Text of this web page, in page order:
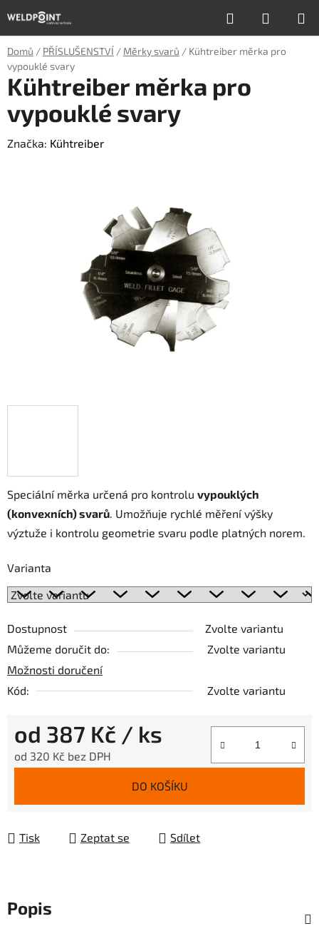
na
obsah
Hledat
KOŠÍK
Domů / PŘÍSLUŠENSTVÍ / Měrky svarů / Kühtreiber měrka pro
vypouklé svary
Speciální měrka určená pro kontrolu vypouklých
(konvexních) svarů. Umožňuje rychlé měření výšky
výztuže i kontrolu geometrie svaru podle platných norem.
Varianta
Dostupnost
Zvolte variantu
Můžeme doručit do:
Zvolte variantu
Možnosti doručení
Kód:
Zvolte variantu
od 387 Kč / ks
od 320 Kč bez DPH
DO KOŠÍKU
Tisk Zeptat se Sdílet
Kühtreiber měrka pro
vypouklé svary
Značka: Kühtreiber
Popis